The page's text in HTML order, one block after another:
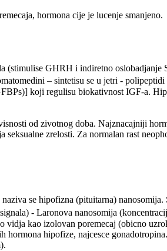
hormona cije je lucenje smanjeno.
(stimulise GHRH i indiretno oslobadjanje
– sintetisu se u jetri -
koji regulisu biokativnost IGF-a.
od zivotnog doba. Najznacajniji
zrelosti. Za normalan rast
se hipofizna (pituitarna) nanosomija.
- Laronova nanosomija
vidja kao izolovan poremecaj (obicno
hipofize, najcesce